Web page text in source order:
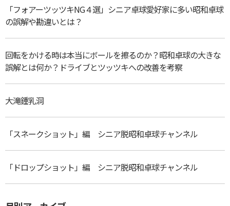
「フォアーツッツキNG４選」シニア卓球愛好家に多い昭和卓球
の誤解や勘違いとは？
回転をかける時は本当にボールを擦るのか？昭和卓球の大きな
誤解とは何か？ドライブとツッツキへの改善を考察
大滝鍾乳洞
「スネークショット」編 シニア脱昭和卓球チャンネル
「ドロップショット」編 シニア脱昭和卓球チャンネル